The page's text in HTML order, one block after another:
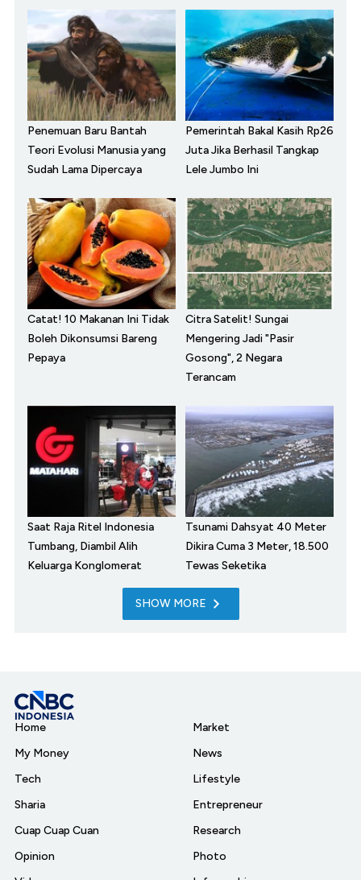
Penemuan Baru Bantah
Teori Evolusi Manusia yang
Sudah Lama Dipercaya
Pemerintah Bakal Kasih Rp26
Juta Jika Berhasil Tangkap
Lele Jumbo Ini
Catat! 10 Makanan Ini Tidak
Boleh Dikonsumsi Bareng
Pepaya
Citra Satelit! Sungai
Mengering Jadi "Pasir
Gosong", 2 Negara
Terancam
Saat Raja Ritel Indonesia
Tumbang, Diambil Alih
Keluarga Konglomerat
Tsunami Dahsyat 40 Meter
Dikira Cuma 3 Meter, 18.500
Tewas Seketika
SHOW MORE
Home
My Money
Tech
Sharia
Cuap Cuap Cuan
Opinion
Market
News
Lifestyle
Entrepreneur
Research
Photo